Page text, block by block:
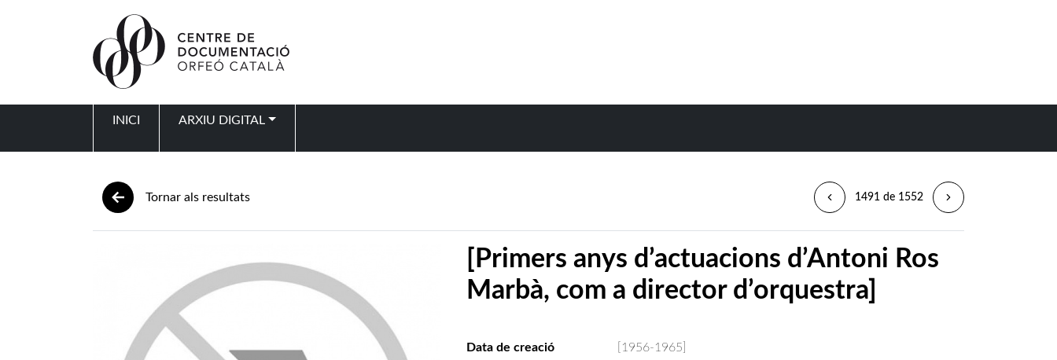
INICI ARXIU DIGITAL
Tornar als resultats 1491 de 1552
[Primers anys d’actuacions d’Antoni Ros
Marbà, com a director d’orquestra]
Data de creació
[1956-1965]